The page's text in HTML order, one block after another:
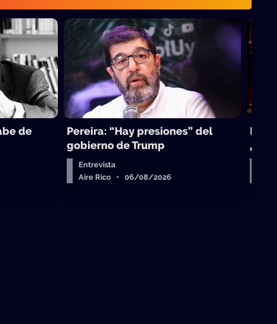
de
Pereira: “Hay presiones” del
gobierno de Trump
Entrevista
Aire Rico • 06/08/2026
La